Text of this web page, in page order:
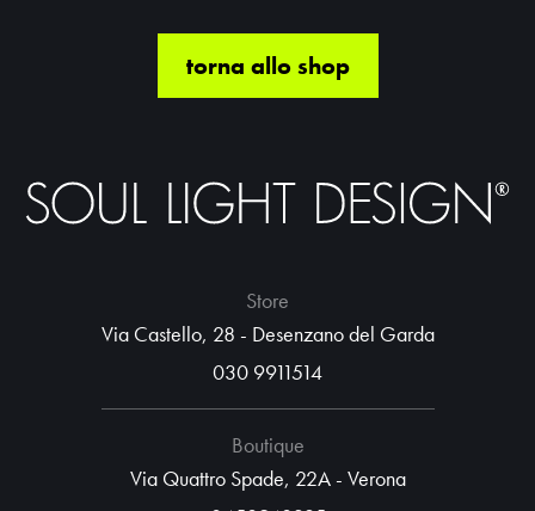
torna allo shop
Store
Via Castello, 28 - Desenzano del Garda
030 9911514
Boutique
Via Quattro Spade, 22A - Verona